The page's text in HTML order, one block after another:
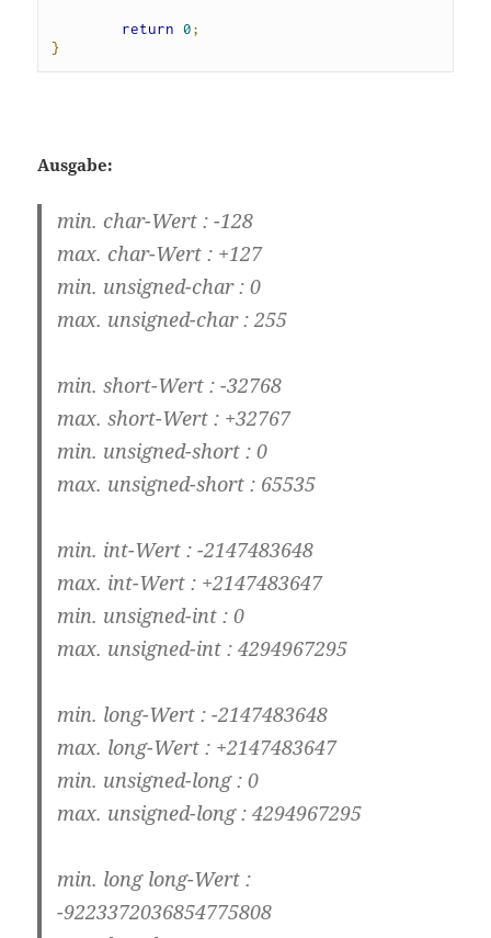
return 0;
}
Ausgabe:
min. char-Wert : -128
max. char-Wert : +127
min. unsigned-char : 0
max. unsigned-char : 255
min. short-Wert : -32768
max. short-Wert : +32767
min. unsigned-short : 0
max. unsigned-short : 65535
min. int-Wert : -2147483648
max. int-Wert : +2147483647
min. unsigned-int : 0
max. unsigned-int : 4294967295
min. long-Wert : -2147483648
max. long-Wert : +2147483647
min. unsigned-long : 0
max. unsigned-long : 4294967295
min. long long-Wert :
-9223372036854775808